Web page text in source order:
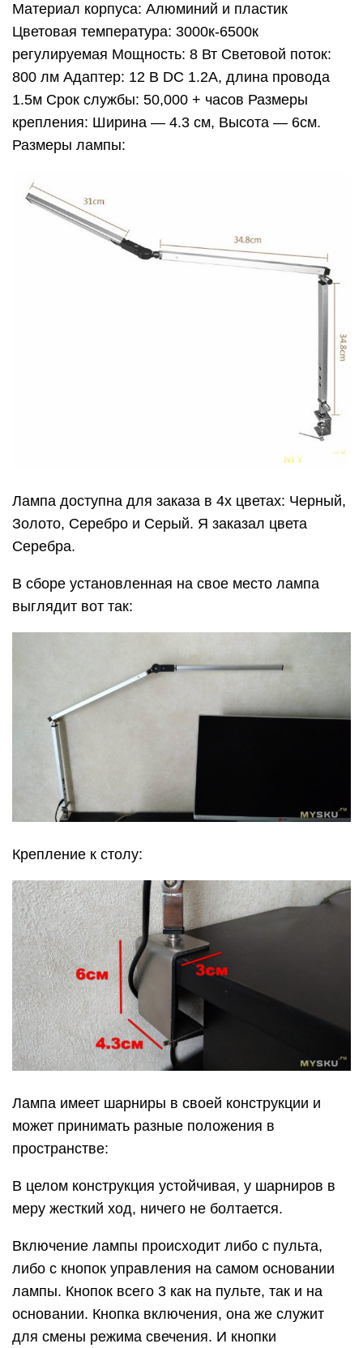
Материал корпуса: Алюминий и пластик
Цветовая температура: 3000к-6500к
регулируемая Мощность: 8 Вт Световой поток:
800 лм Адаптер: 12 В DC 1.2A, длина провода
1.5м Срок службы: 50,000 + часов Размеры
крепления: Ширина — 4.3 см, Высота — 6см.
Размеры лампы:
Лампа доступна для заказа в 4х цветах: Черный,
Золото, Серебро и Серый. Я заказал цвета
Серебра.
В сборе установленная на свое место лампа
выглядит вот так:
Крепление к столу:
Лампа имеет шарниры в своей конструкции и
может принимать разные положения в
пространстве:
В целом конструкция устойчивая, у шарниров в
меру жесткий ход, ничего не болтается.
Включение лампы происходит либо с пульта,
либо с кнопок управления на самом основании
лампы. Кнопок всего 3 как на пульте, так и на
основании. Кнопка включения, она же служит
для смены режима свечения. И кнопки